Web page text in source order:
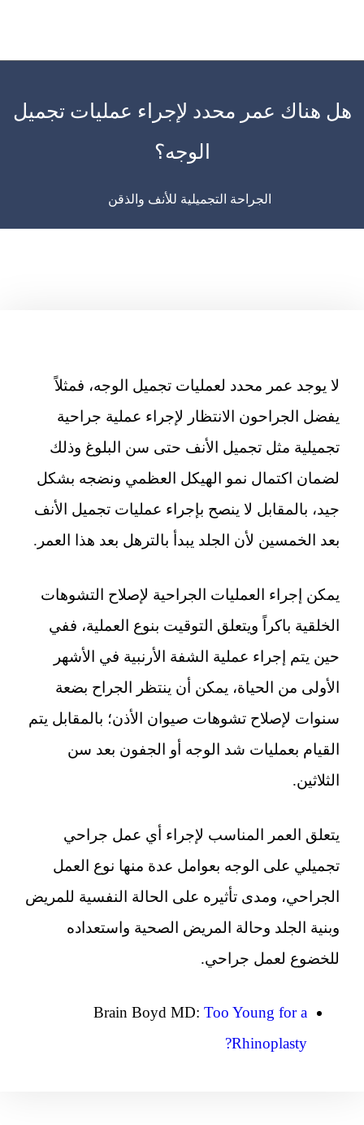
×
هل هناك عمر محدد لإجراء عمليات تجميل
الوجه؟
الجراحة التجميلية للأنف والذقن
لا يوجد عمر محدد لعمليات تجميل الوجه، فمثلاً
يفضل الجراحون الانتظار لإجراء عملية جراحية
تجميلية مثل تجميل الأنف حتى سن البلوغ وذلك
لضمان اكتمال نمو الهيكل العظمي ونضجه بشكل
جيد، بالمقابل لا ينصح بإجراء عمليات تجميل الأنف
بعد الخمسين لأن الجلد يبدأ بالترهل بعد هذا العمر.
يمكن إجراء العمليات الجراحية لإصلاح التشوهات
الخلقية باكراً ويتعلق التوقيت بنوع العملية، ففي
حين يتم إجراء عملية الشفة الأرنبية في الأشهر
الأولى من الحياة، يمكن أن ينتظر الجراح بضعة
سنوات لإصلاح تشوهات صيوان الأذن؛ بالمقابل يتم
القيام بعمليات شد الوجه أو الجفون بعد سن
الثلاثين.
يتعلق العمر المناسب لإجراء أي عمل جراحي
تجميلي على الوجه بعوامل عدة منها نوع العمل
الجراحي، ومدى تأثيره على الحالة النفسية للمريض
وبنية الجلد وحالة المريض الصحية واستعداده
للخضوع لعمل جراحي.
Brain Boyd MD: Too Young for a
Rhinoplasty?